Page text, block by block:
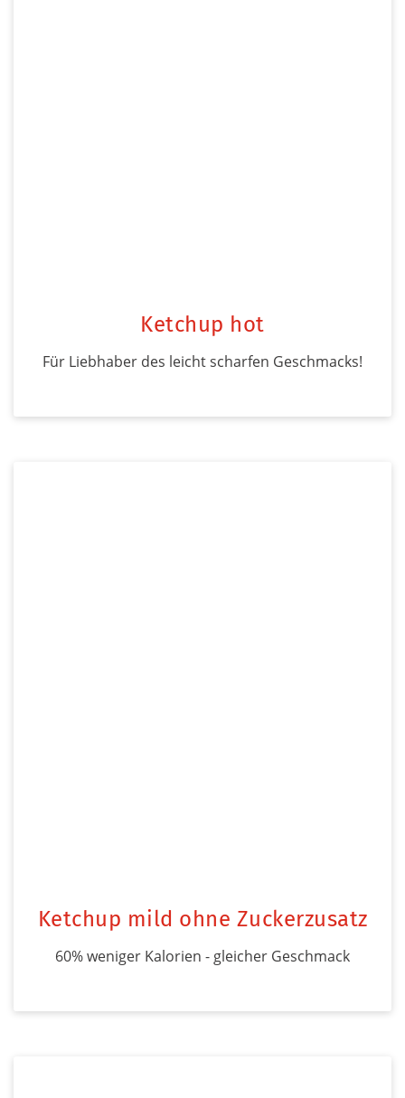
Ketchup hot
Für Liebhaber des leicht scharfen Geschmacks!
Ketchup mild ohne Zuckerzusatz
60% weniger Kalorien - gleicher Geschmack